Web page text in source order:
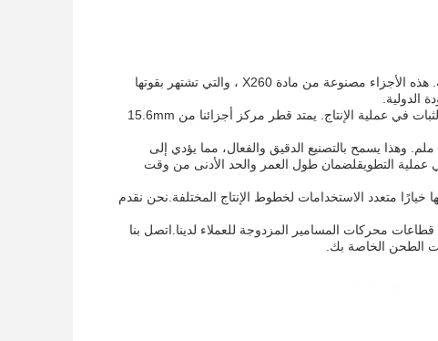
تعتبر أجزاء محطات المسمار المزدوجة مكونات أساسية في تصنيع المنتجات البلاستيكية. هذه الأجزاء مصنوعة من مادة X260 ، والتي تشتهر بقوتها
تم تصميم عناصر المسمار التوأم لدينا بتكنولوجيا OEM عالية الدقة ، مما يضمن الدقة والثبات في عملية الإنتاج. يمتد قطر مركز أجزائنا من 15.6mm
إحدى المزايا الرئيسية لأجزاء محطات المسامير التوأمية هي احتمالاتها الضيقة من 0.02 ملم. وهذا يسمح بالتصنيع الدقيق والفعال، مما يؤدي إلى
عملية التطويقلضمان طول العمر والحد الأدنى من وقت
متعدد الاستخدامات لخطوط الإنتاج المختلفة.نحن نقدم
محركات المسامير المزدوجة للعملاء لدينا.اتصل بنا
الطحن الخاصة بك.